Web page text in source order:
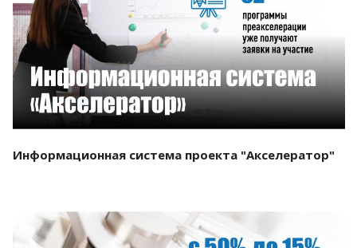
Смотреть проект
Информационная система проекта "Акселератор"